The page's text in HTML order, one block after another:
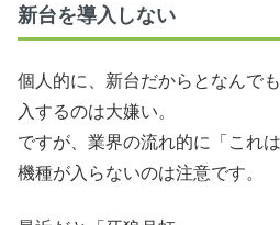
新台を導入しない
個人的に、新台だからとなんで
入するのは大嫌い。
ですが、業界の流れ的に「これ
機種が入らないのは注意です。